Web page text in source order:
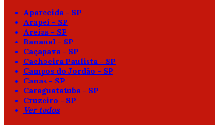
Aparecida - SP
Arapeí - SP
Areias - SP
Bananal - SP
Caçapava - SP
Cachoeira Paulista - SP
Campos do Jordão - SP
Canas - SP
Caraguatatuba - SP
Cruzeiro - SP
Ver todos